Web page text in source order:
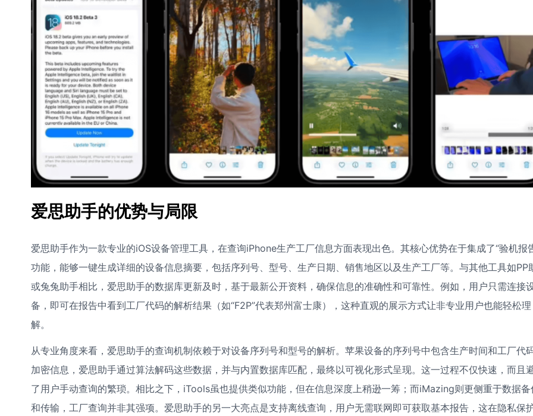
爱思助手的优势与局限
爱思助手作为一款专业的iOS设备管理工具，在查询iPhone生产工厂信息方面表现出色。其核心优势在于集成了“验机报
功能，能够一键生成详细的设备信息摘要，包括序列号、型号、生产日期、销售地区以及生产工厂等。与其他工具如PP
或兔兔助手相比，爱思助手的数据库更新及时，基于最新公开资料，确保信息的准确性和可靠性。例如，用户只需连接
备，即可在报告中看到工厂代码的解析结果（如“F2P”代表郑州富士康），这种直观的展示方式让非专业用户也能轻松理
解。
从专业角度来看，爱思助手的查询机制依赖于对设备序列号和型号的解析。苹果设备的序列号中包含生产时间和工厂代
加密信息，爱思助手通过算法解码这些数据，并与内置数据库匹配，最终以可视化形式呈现。这一过程不仅快速，而且
了用户手动查询的繁琐。相比之下，iTools虽也提供类似功能，但在信息深度上稍逊一筹；而iMazing则更侧重于数据备
和传输，工厂查询并非其强项。爱思助手的另一大亮点是支持离线查询，用户无需联网即可获取基本报告，这在隐私保